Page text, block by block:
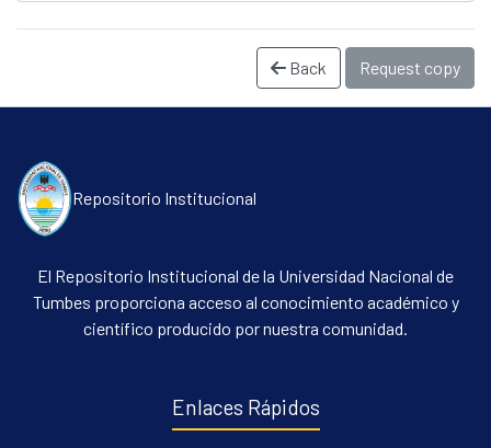
Communities & Collections
All of DSpace
Statistics
Contacto
Back Request copy
Repositorio Institucional
El Repositorio Institucional de la Universidad Nacional de
Tumbes proporciona acceso al conocimiento académico y
científico producido por nuestra comunidad.
Enlaces Rápidos